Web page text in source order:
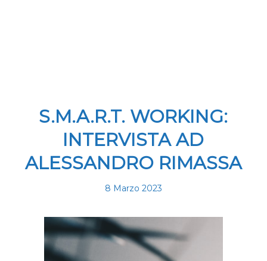
S.M.A.R.T. WORKING:
INTERVISTA AD
ALESSANDRO RIMASSA
8 Marzo 2023